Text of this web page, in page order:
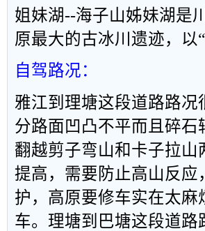
姐妹湖--海子山姊妹湖是
原最大的古冰川遗迹，以“
自驾路况：
雅江到理塘这段道路路
分路面凹凸不平而且碎
翻越剪子弯山和卡子拉
提高，需要防止高山反应
护，高原要修车实在太
车。理塘到巴塘这段道